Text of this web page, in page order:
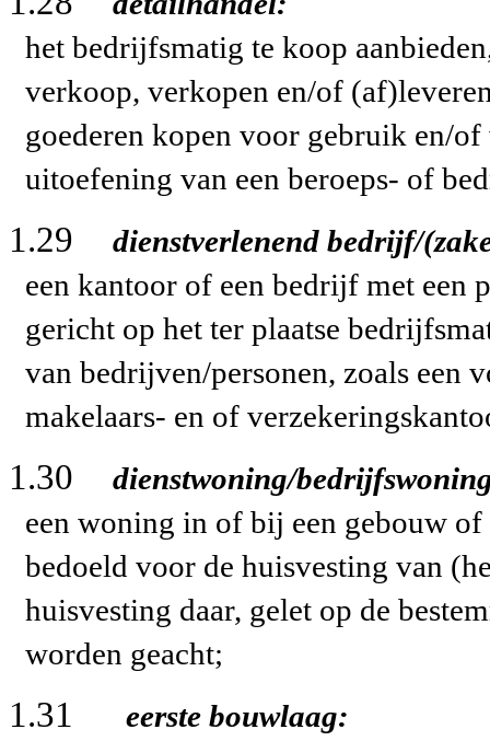
het bedrijfsmatig te koop
verkoop, verkopen en/of
goederen kopen voor gebruik en/
uitoefening van een beroeps- of
1.29
dienstverlenend bedrijf/
een kantoor of een bedrijf met een
gericht op het ter plaatse
van bedrijven/personen, zoals een
makelaars- en of
1.30
dienstwoning/
een woning in of bij een gebouw
bedoeld voor de huisvesting van
huisvesting daar, gelet op de
worden geacht;
1.31
eerste bouwlaag: